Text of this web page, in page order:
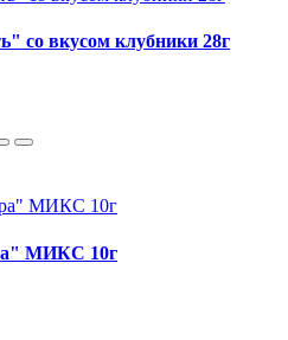
со вкусом клубники 28г
МИКС 10г